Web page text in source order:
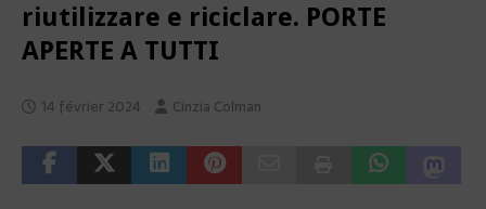
riutilizzare e riciclare. PORTE
APERTE A TUTTI
14 février 2024 Cinzia Colman